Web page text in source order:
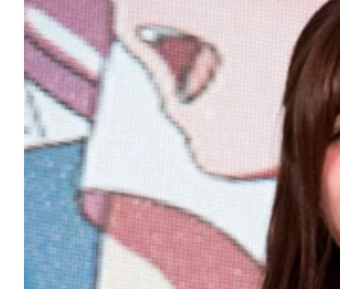
松村沙友理
松村沙友理の人生を動かした映画